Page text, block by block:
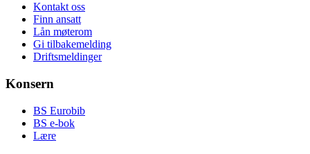
Kontakt oss
Finn ansatt
Lån møterom
Gi tilbakemelding
Driftsmeldinger
Konsern
BS Eurobib
BS e-bok
Lære